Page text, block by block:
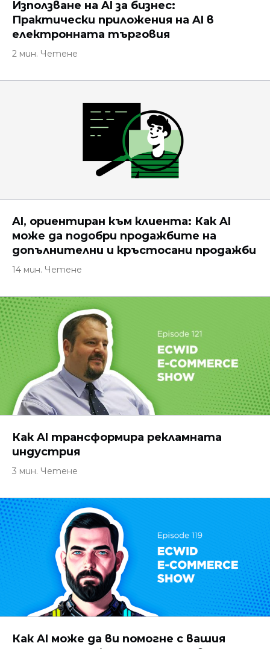
Използване на AI за бизнес:
Практически приложения на AI в
електронната търговия
2 мин. Четене
AI, ориентиран към клиента: Как AI
може да подобри продажбите на
допълнителни и кръстосани продажби
14 мин. Четене
Как AI трансформира рекламната
индустрия
3 мин. Четене
Как AI може да ви помогне с вашия